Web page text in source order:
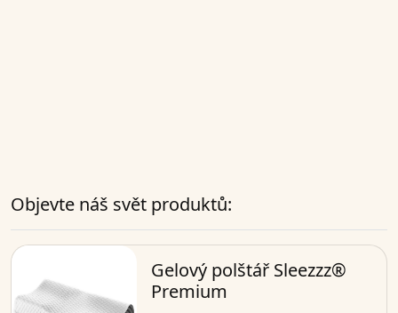
Objevte náš svět produktů:
Gelový polštář Sleezzz®
Premium